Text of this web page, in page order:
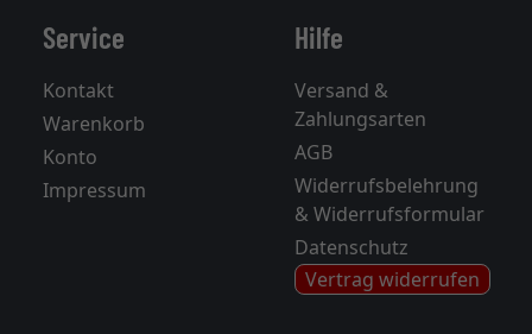
Service
Kontakt
Warenkorb
Konto
Impressum
Hilfe
Versand &
Zahlungsarten
AGB
Widerrufsbelehrung
& Widerrufsformular
Datenschutz
Vertrag widerrufen